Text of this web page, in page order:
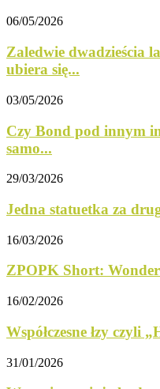
06/05/2026
Zaledwie dwadzieścia
ubiera się...
03/05/2026
Czy Bond pod innym
samo...
29/03/2026
Jedna statuetka za
16/03/2026
ZPOPK Short:
16/02/2026
Współczesne łzy czyli
31/01/2026